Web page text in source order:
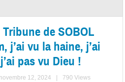
de SOBOL
j’ai vu la haine, j’ai
pas vu Dieu !
12, 2024 790 Views